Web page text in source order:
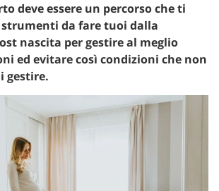
deve essere un percorso che ti
da fare tuoi dalla
nascita per gestire al meglio
ed evitare così condizioni che non
gestire.